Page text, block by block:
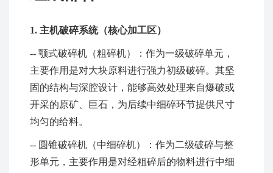
1. 主机破碎系统（核心加工区）
-- 颚式破碎机（粗碎机）：作为一级破碎单元，
主要作用是对大块原料进行强力初级破碎。其坚
固的结构与深腔设计，能够高效处理来自爆破或
开采的原矿、巨石，为后续中细碎环节提供尺寸
均匀的给料。
-- 圆锥破碎机（中细碎机）：作为二级破碎与整
形单元，主要作用是对经粗碎后的物料进行中细